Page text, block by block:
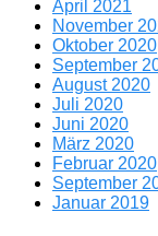
April 2021
November
Oktober 2020
September
August 2020
Juli 2020
Juni 2020
März 2020
Februar 2020
September
Januar 2019